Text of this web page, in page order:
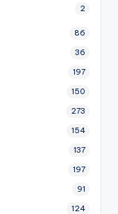
2
86
36
197
150
273
154
137
197
91
124